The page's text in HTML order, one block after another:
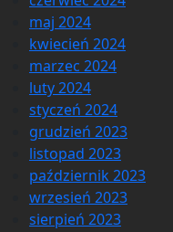
maj 2024
kwiecień 2024
marzec 2024
luty 2024
styczeń 2024
grudzień 2023
listopad 2023
październik 2023
wrzesień 2023
sierpień 2023